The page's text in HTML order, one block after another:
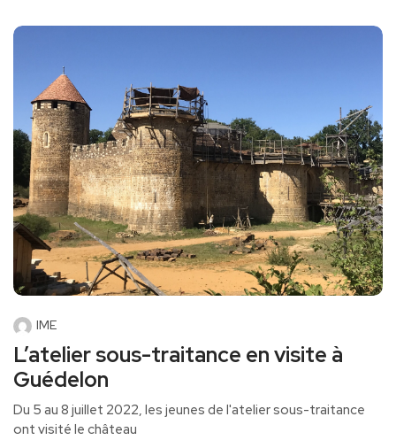
IME
L’atelier sous-traitance en visite à
Guédelon
Du 5 au 8 juillet 2022, les jeunes de l'atelier sous-traitance
ont visité le château